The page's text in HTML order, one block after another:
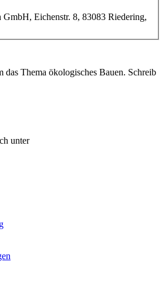
GmbH, Eichenstr. 8, 83083 Riedering,
das Thema ökologisches Bauen. Schreib
unter